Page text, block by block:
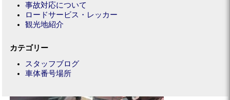
事故対応について
ロードサービス・レッカー
観光地紹介
カテゴリー
スタッフブログ
車体番号場所